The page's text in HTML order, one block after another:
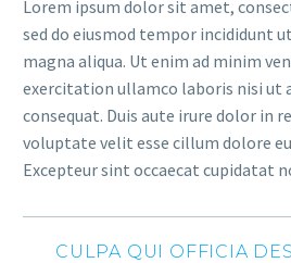
Lorem ipsum dolor sit amet,
sed do eiusmod tempor incididunt
magna aliqua. Ut enim ad minim
exercitation ullamco laboris nisi ut
consequat. Duis aute irure dolor in
voluptate velit esse cillum dolore
Excepteur sint occaecat cupidatat
CULPA QUI OFFICIA